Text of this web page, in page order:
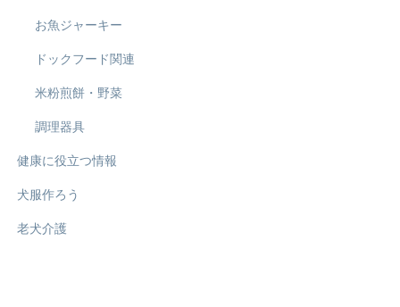
お魚ジャーキー
ドックフード関連
米粉煎餅・野菜
調理器具
健康に役立つ情報
犬服作ろう
老犬介護